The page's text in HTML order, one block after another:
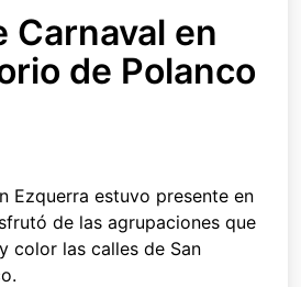
Carnaval en
de Polanco
Ezquerra estuvo presente en
de las agrupaciones que
color las calles de San